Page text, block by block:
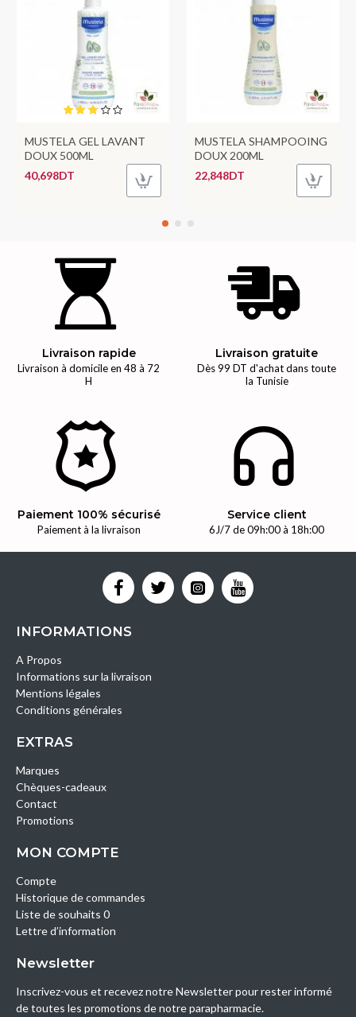
MUSTELA GEL LAVANT
DOUX 500ML
40,698DT
MUSTELA SHAMPOOING
DOUX 200ML
22,848DT
Livraison rapide
Livraison à domicile en 48 à 72
H
Livraison gratuite
Dès 99 DT d'achat dans toute
la Tunisie
Paiement 100% sécurisé
Paiement à la livraison
Service client
6J/7 de 09h:00 à 18h:00
INFORMATIONS
A Propos
Informations sur la livraison
Mentions légales
Conditions générales
EXTRAS
Marques
Chèques-cadeaux
Contact
Promotions
MON COMPTE
Compte
Historique de commandes
Liste de souhaits 0
Lettre d’information
Newsletter
Inscrivez-vous et recevez notre Newsletter pour rester informé
de toutes les promotions de notre parapharmacie.